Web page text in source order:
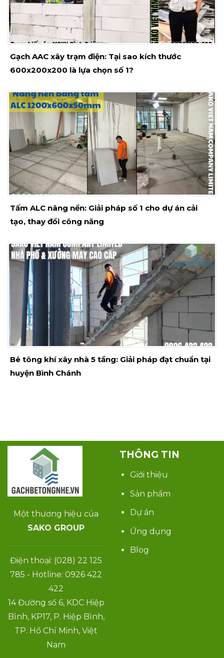
Gạch AAC xây trạm điện: Tại sao kích thước
600x200x200 là lựa chọn số 1?
Tấm ALC nâng nền: Giải pháp số 1 cho dự án cải
tạo, thay đổi công năng
Bê tông khí xây nhà 5 tầng: Giải pháp đạt chuẩn tại
huyện Bình Chánh
Một thương hiệu của
SAKO GROUP
Điện thoại: (028) 22 125
785 - Hotline: 0926 422
422
14 Đường số 6, KDC Hiệp
Bình, KP17, P. Hiệp Bình,
TP. Hồ Chí Minh, Việt
Nam
THÔNG TIN
Giới thiệu
Sản phẩm
Dự án
Ứng dụng
Blog